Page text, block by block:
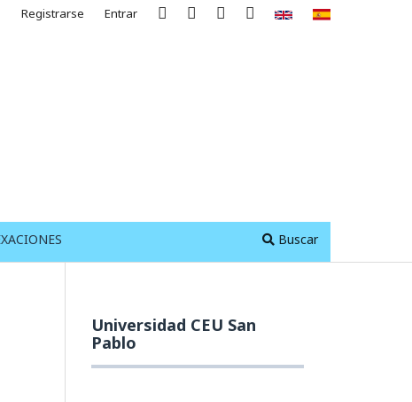
Buscar
Registrarse Entrar
Universidad CEU San
Pablo